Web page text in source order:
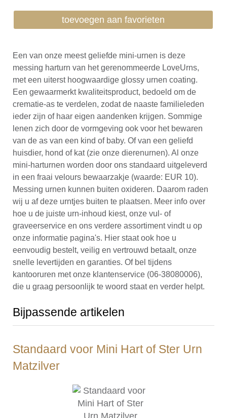
toevoegen aan favorieten
Een van onze meest geliefde mini-urnen is deze
messing harturn van het gerenommeerde LoveUrns,
met een uiterst hoogwaardige glossy urnen coating.
Een gewaarmerkt kwaliteitsproduct, bedoeld om de
crematie-as te verdelen, zodat de naaste familieleden
ieder zijn of haar eigen aandenken krijgen. Sommige
lenen zich door de vormgeving ook voor het bewaren
van de as van een kind of baby. Of van een geliefd
huisdier, hond of kat (zie onze dierenurnen). Al onze
mini-harturnen worden door ons standaard uitgeleverd
in een fraai velours bewaarzakje (waarde: EUR 10).
Messing urnen kunnen buiten oxideren. Daarom raden
wij u af deze urntjes buiten te plaatsen. Meer info over
hoe u de juiste urn-inhoud kiest, onze vul- of
graveerservice en ons verdere assortiment vindt u op
onze informatie pagina's. Hier staat ook hoe u
eenvoudig bestelt, veilig en vertrouwd betaalt, onze
snelle levertijden en garanties. Of bel tijdens
kantooruren met onze klantenservice (06-38080006),
die u graag persoonlijk te woord staat en verder helpt.
Bijpassende artikelen
Standaard voor Mini Hart of Ster Urn
Matzilver